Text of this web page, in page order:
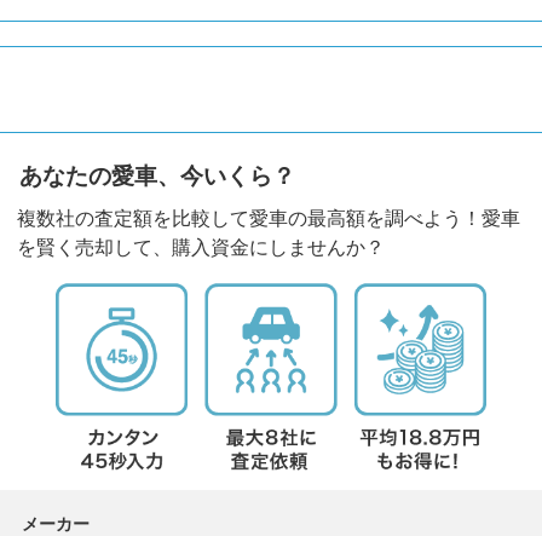
あなたの愛車、今いくら？
複数社の査定額を比較して愛車の最高額を調べよう！愛車
を賢く売却して、購入資金にしませんか？
メーカー